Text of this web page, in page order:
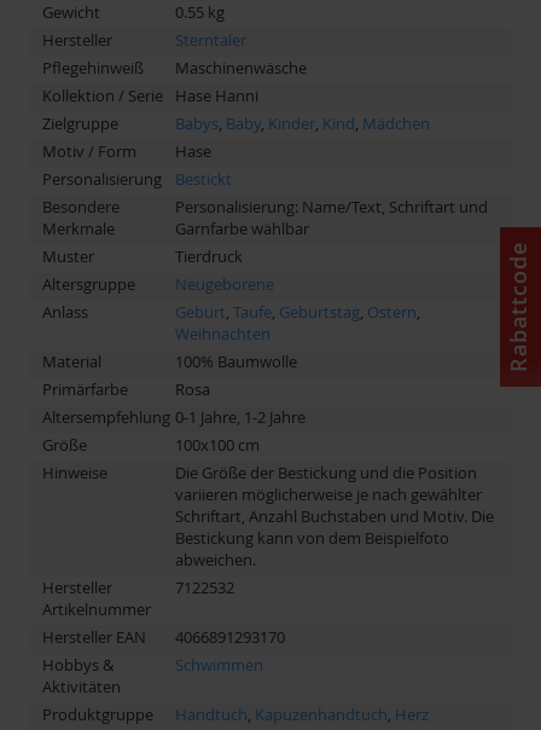
Gewicht
0.55 kg
Hersteller
Sterntaler
Pflegehinweiß
Maschinenwäsche
Kollektion / Serie
Hase Hanni
Zielgruppe
Babys, Baby, Kinder, Kind, Mädchen
Motiv / Form
Hase
Personalisierung
Bestickt
Besondere
Merkmale
Personalisierung: Name/Text, Schriftart und
Garnfarbe wählbar
Muster
Tierdruck
Altersgruppe
Neugeborene
Anlass
Geburt, Taufe, Geburtstag, Ostern,
Weihnachten
Material
100% Baumwolle
Primärfarbe
Rosa
Altersempfehlung 0-1 Jahre, 1-2 Jahre
Größe
100x100 cm
Hinweise
Die Größe der Bestickung und die Position
variieren möglicherweise je nach gewählter
Schriftart, Anzahl Buchstaben und Motiv. Die
Bestickung kann von dem Beispielfoto
abweichen.
Hersteller
Artikelnummer
7122532
Hersteller EAN
4066891293170
Hobbys &
Aktivitäten
Schwimmen
Produktgruppe Handtuch, Kapuzenhandtuch, Herz
Rabattcode